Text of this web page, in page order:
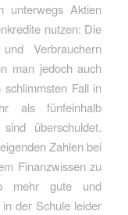
unterwegs Aktien
nutzen: Die
Verbrauchern
man jedoch auch
Fall in
als fünfeinhalb
überschuldet.
Zahlen bei
Finanzwissen zu
mehr gute und
der Schule leider